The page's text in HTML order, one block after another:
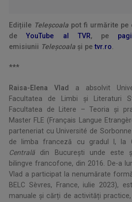
Edițiile Teleșcoala pot fi urmărite pe
deYouTube al TVR, pe
emisiunii Teleșcoala şi petvr.ro.
***
Raisa-Elena Vlad
a absolvit
Facultatea de Limbi și Literaturi
Facultatea de Litere – Teoria și
Master FLE (Français Langue
parteneriat cu Université de
de limba franceză cu gradul I, la
Centrală din București unde este
bilingve francofone, din 2016. De-a
Vlad a participat la nenumărate
BELC Sèvres, France, iulie 2023),
manuale și cărți de activități